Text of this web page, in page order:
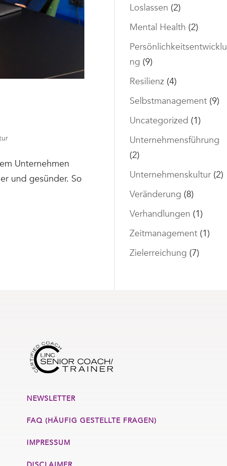
Unternehmen
und gesünder. So
Loslassen (2)
Mental Health (2)
Persönlichkeitsentwicklu
ng (9)
Resilienz(4)
Selbstmanagement(9)
Uncategorized (1)
Unternehmensführung
(2)
Unternehmenskultur(2)
Veränderung (8)
Verhandlungen (1)
Zeitmanagement(1)
Zielerreichung (7)
NEWSLETTER
FAQ (HÄUFIG GESTELLTE FRAGEN)
IMPRESSUM